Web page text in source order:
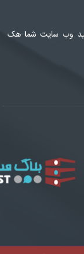
وب سایت شما هک